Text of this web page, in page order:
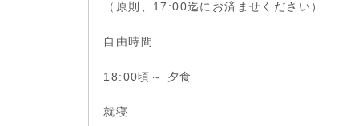
（原則、17:00迄にお済ませください）
自由時間
18:00頃～ 夕食
就寝